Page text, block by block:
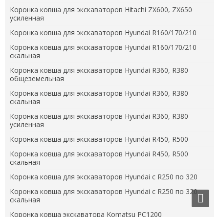
Коронка ковша для экскаваторов Hitachi ZX600, ZX650
усиленная
Коронка ковша для экскаваторов Hyundai R160/170/210
Коронка ковша для экскаваторов Hyundai R160/170/210
скальная
Коронка ковша для экскаваторов Hyundai R360, R380
общеземельная
Коронка ковша для экскаваторов Hyundai R360, R380
скальная
Коронка ковша для экскаваторов Hyundai R360, R380
усиленная
Коронка ковша для экскаваторов Hyundai R450, R500
Коронка ковша для экскаваторов Hyundai R450, R500
скальная
Коронка ковша для экскаваторов Hyundai с R250 по 320
Коронка ковша для экскаваторов Hyundai с R250 по 320
скальная
Коронка ковша экскаватора Komatsu PC1200